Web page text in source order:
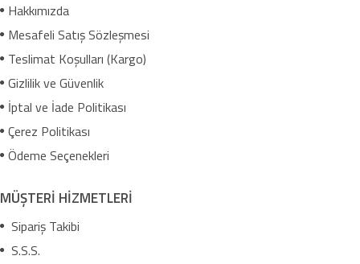
Hakkımızda
Mesafeli Satış Sözleşmesi
Teslimat Koşulları (Kargo)
Gizlilik ve Güvenlik
İptal ve İade Politikası
Çerez Politikası
Ödeme Seçenekleri
MÜŞTERİ HİZMETLERİ
Sipariş Takibi
S.S.S.